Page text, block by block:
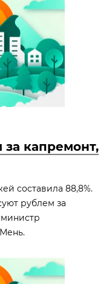
капремонт,
составила 88,8%.
рублем за